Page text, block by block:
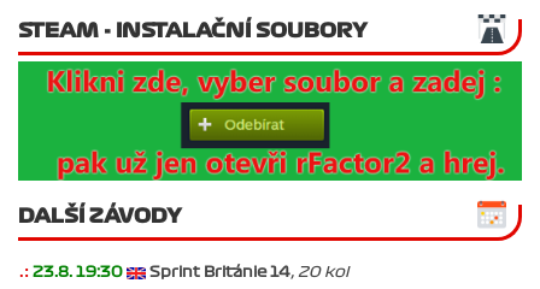
STEAM - INSTALAČNÍ SOUBORY
DALŠÍ ZÁVODY
.: 23.8. 19:30 Sprint Británie 14, 20 kol